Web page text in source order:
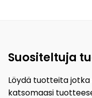
Suositeltuja
Löydä tuotteita
katsomaasi